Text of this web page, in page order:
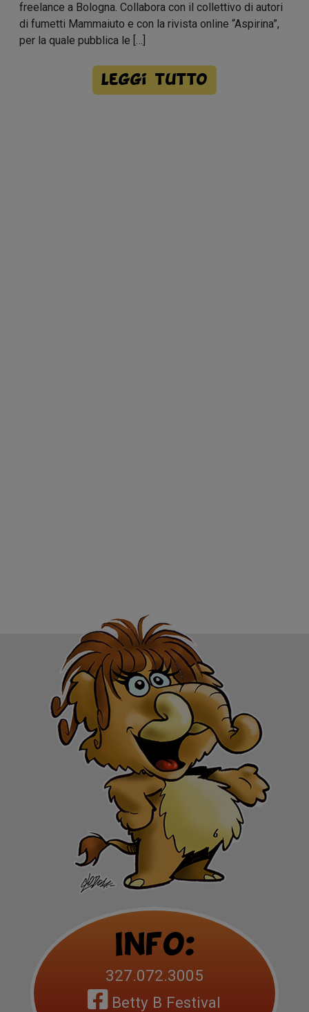
freelance a Bologna. Collabora con il collettivo di autori
di fumetti Mammaiuto e con la rivista online “Aspirina”,
per la quale pubblica le […]
Leggi tutto
Info:
327.072.3005
Betty B Festival